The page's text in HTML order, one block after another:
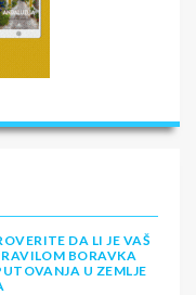
DA LI JE VAŠ
BORAVKA
U ZEMLJE